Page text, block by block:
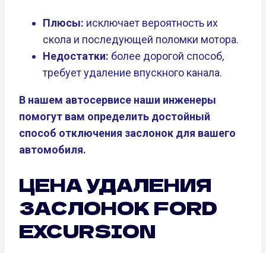
Плюсы: исключает вероятность их
скола и последующей поломки мотора.
Недостатки: более дорогой способ,
требует удаление впускного канала.
В нашем автосервисе наши инженеры
помогут вам определить достойный
способ отключения заслонок для вашего
автомобиля.
ЦЕНА УДАЛЕНИЯ
ЗАСЛОНОК FORD
EXCURSION